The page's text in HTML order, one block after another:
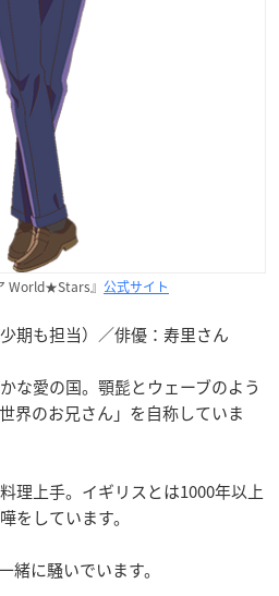
World★Stars』 公式サイト
期も担当）／俳優：寿里さん
な愛の国。顎髭とウェーブのよう
界のお兄さん」を自称していま
理上手。イギリスとは1000年以上
をしています。
緒に騒いでいます。